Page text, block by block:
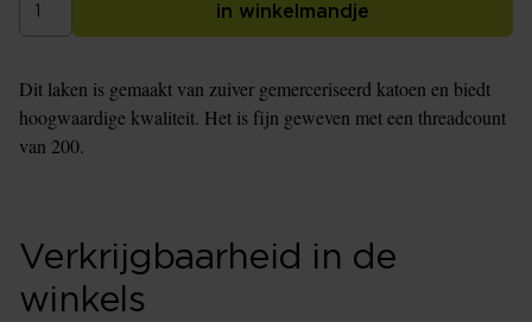
in winkelmandje
Dit laken is gemaakt van zuiver gemerceriseerd katoen en biedt
hoogwaardige kwaliteit. Het is fijn geweven met een threadcount
van 200.
Verkrijgbaarheid in de
winkels